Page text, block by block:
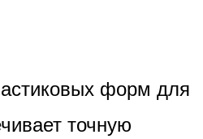
форм для
точную